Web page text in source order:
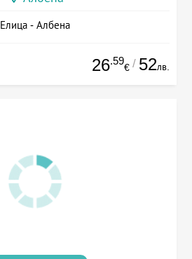
Елица - Албена
26.59
€ / 52лв.